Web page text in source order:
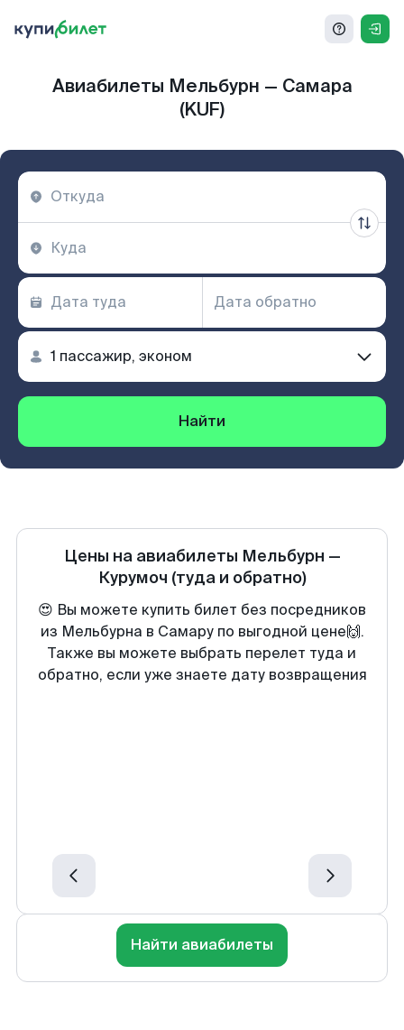
Авиабилеты Мельбурн — Самара
(KUF)
Найти
Цены на авиабилеты Мельбурн —
Курумоч (туда и обратно)
😍 Вы можете купить билет без посредников
из Мельбурна в Самару по выгодной цене🙌.
Также вы можете выбрать перелет туда и
обратно, если уже знаете дату возвращения
Найти авиабилеты